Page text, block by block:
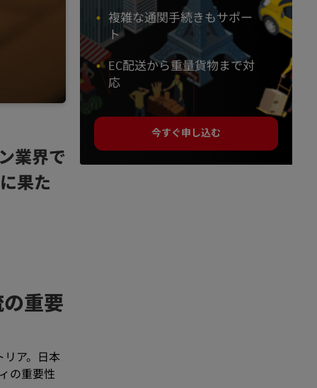
業界で
果た
重要
リア。日本
の重要性
複雑な通関手続きもサポー
ト
EC配送から重量貨物まで対
応
今すぐ申し込む